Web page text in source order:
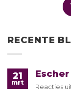
RECENTE
21
mrt
Reacties